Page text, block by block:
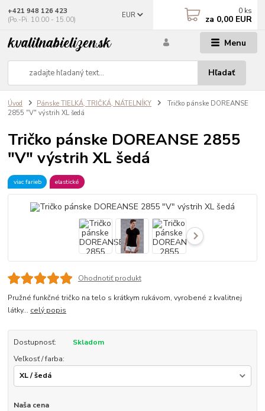
Menu
EUR
Hľadať
+421 948 126 423
(Po.-Pi. 10.00 - 15.00)
0 ks
za 0,00 EUR
Úvod Pánske TIELKÁ, TRIČKÁ, NÁTELNÍKY
Tričko pánske DOREANSE
2855 "V" výstrih XL šedá
Tričko pánske DOREANSE 2855
"V" výstrih XL šedá
viac farieb elastické
Ohodnotiť produkt
Pružné funkčné tričko na telo s krátkym rukávom, vyrobené z kvalitnej
látky... celý popis
Dostupnosť:
Skladom
Veľkosť / farba:
Naša cena